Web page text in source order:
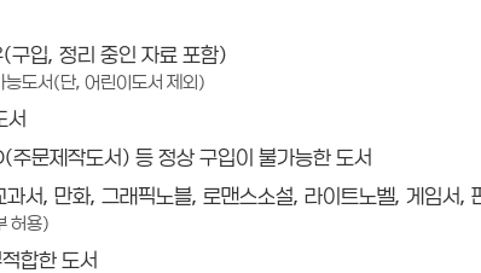
구입, 정리 중인 자료 포함)
도서(단, 어린이도서 제외)
서
문제작도서) 등 정상 구입이 불가능한 도서
서, 만화, 그래픽노블, 로맨스소설, 라이트노벨, 게임서,
허용)
합한 도서